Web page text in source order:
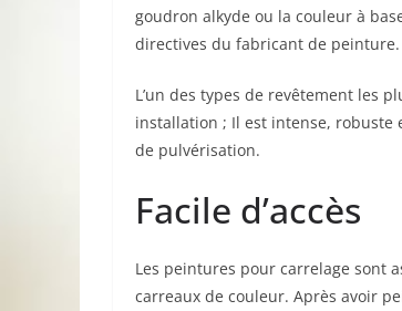
goudron alkyde ou la couleur à
directives du fabricant de peinture.
L’un des types de revêtement les
installation ; Il est intense, robuste
de pulvérisation.
Facile d’accès
Les peintures pour carrelage sont
carreaux de couleur. Après avoir